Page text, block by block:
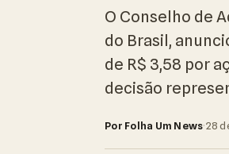
O Conselho de
do Brasil,
de R$ 3,58 por
decisão
Por Folha Um News·28